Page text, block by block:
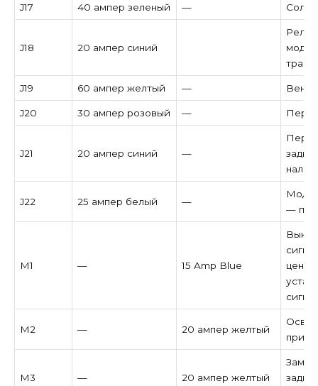
J17 40 ампер зеленый —
J18 20 ампер синий
Реле
J19 60 ампер желтый —
J20 30 ампер розовый —
J21 20 ампер синий —
J22 25 ампер белый —
— при
M1 — 15 Amp Blue
M2 — 20 ампер желтый
при
M3 — 20 ампер желтый